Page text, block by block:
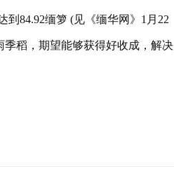
到84.92缅箩 (见《缅华网》1月22
季稻，期望能够获得好收成，解决